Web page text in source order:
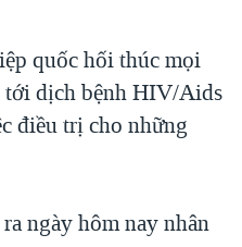
CỦA MỸ: QUÁ KHỨ VÀ HIỆN
quốc hối thúc mọi
tới dịch bệnh HIV/Aids
điều trị cho những
ngày hôm nay nhân